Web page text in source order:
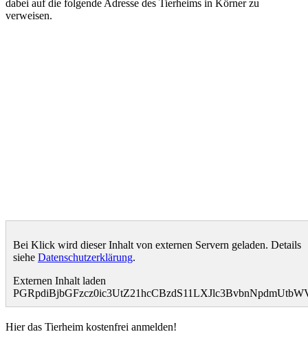
dabei auf die folgende Adresse des Tierheims in Körner zu
verweisen.
Bei Klick wird dieser Inhalt von externen Servern geladen. Details
siehe Datenschutzerklärung.
Externen Inhalt laden
Hier das Tierheim kostenfrei anmelden!